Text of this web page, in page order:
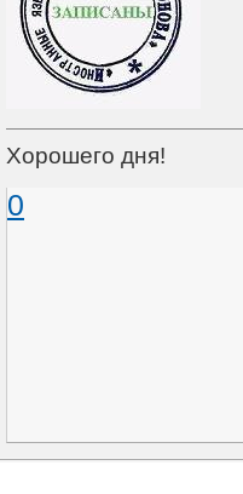
Хорошего дня!
0